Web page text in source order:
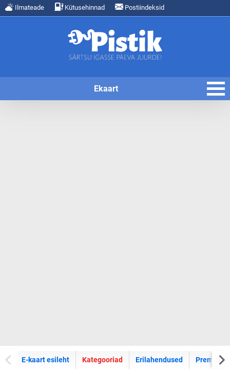
Ilmateade Kütusehinnad Postiindeksid
Ekaart
E-kaart esileht E-kaartide
Kategooriad Erilahendused Premium